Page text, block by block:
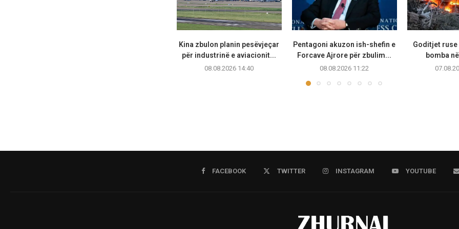
Kina zbulon planin pesëvjeçar
për industrinë e aviacionit...
08.08.2026 14:40
Pentagoni akuzon ish-shefin e
Forcave Ajrore për zbulim...
08.08.2026 11:22
Goditjet ruse
bomba
FACEBOOK TWITTER INSTAGRAM YOUTUBE